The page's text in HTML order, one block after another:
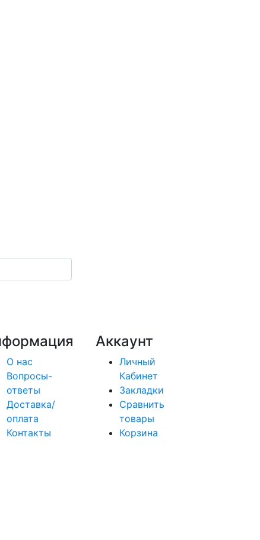
О нас
Вопросы-
ответы
Доставка/
оплата
Контакты
Аккаунт
Личный
Кабинет
Закладки
Сравнить
товары
Корзина